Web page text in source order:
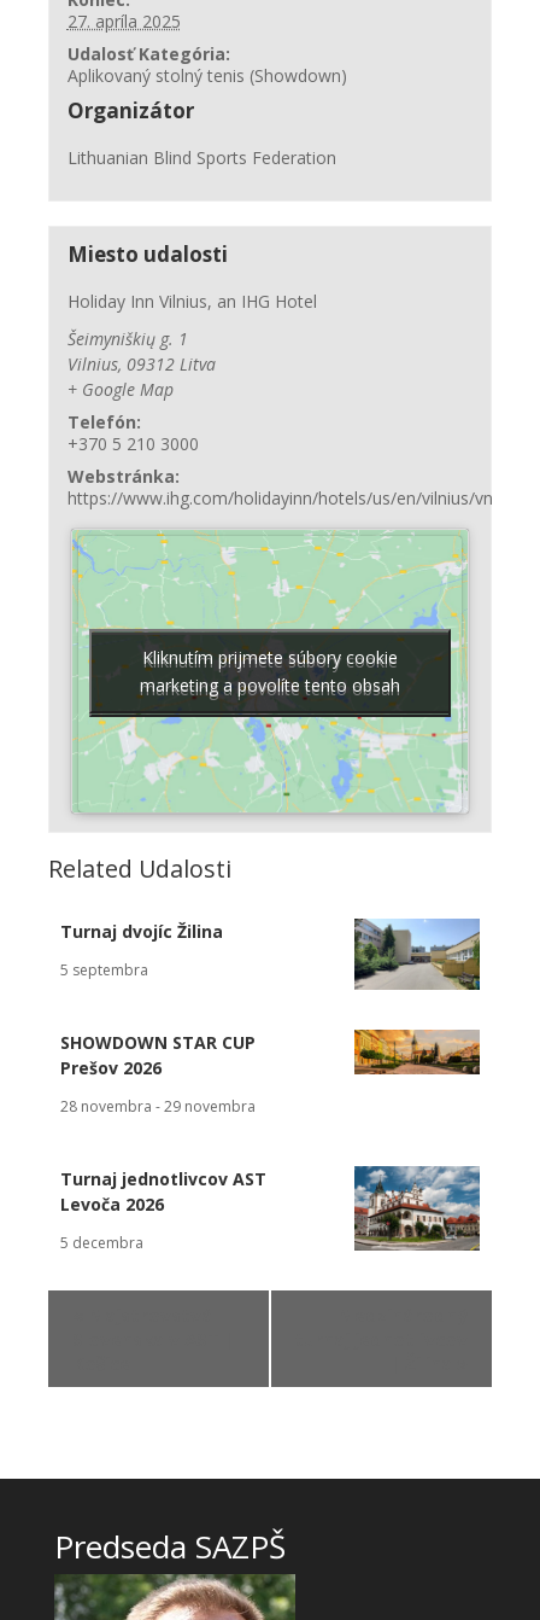
27. apríla 2025
Udalosť Kategória:
Aplikovaný stolný tenis (Showdown)
Organizátor
Lithuanian Blind Sports Federation
Miesto udalosti
Holiday Inn Vilnius, an IHG Hotel
Šeimyniškių g. 1
Vilnius, 09312 Litva
+ Google Map
Telefón:
+370 5 210 3000
Webstránka:
https://www.ihg.com/holidayinn/hotels/us/en/vilnius/vnosy/
Kliknutím prijmete súbory cookie
marketing a povolíte tento obsah
Kliknutím prijmete súbory cookie
marketing a povolíte tento obsah
Related Udalosti
Turnaj dvojíc Žilina
5 septembra
SHOWDOWN STAR CUP
Prešov 2026
28 novembra -29 novembra
Turnaj jednotlivcov AST
Levoča 2026
5 decembra
Predseda SAZPŠ